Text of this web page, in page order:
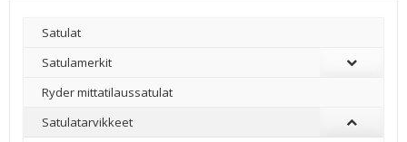
Satulat
Satulamerkit
Ryder mittatilaussatulat
Satulatarvikkeet
–